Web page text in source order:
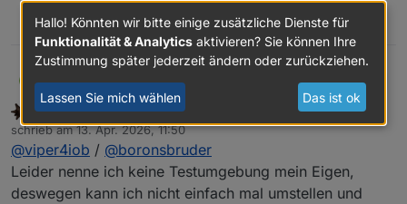
0
viper4iob
@Boronsbruder
@sborg
Also hab mal noch ein bischen getestet. Ab
3.0.6 mit der Authentifizierung über user und
password funktionieren die cURL-Aufrufe (so)
nicht mehr.
Kann ich so bestätigen. Seit dem Upgrade des
iobroker SimpleAPI Adapters von 2.x auf 3.0.7
funktioniert die Authentifizierung nicht mehr. Ich
habe sie dann im Adapter deaktiviert und es
funktionierte dann erst mal alles wieder.
Offline
SBorg FORUM TESTING MOST ACTIVE
schrieb am13. Apr. 2026, 11:50
zuletzt editiert von
@viper4iob / @boronsbruder
Leider nenne ich keine Testumgebung mein Eigen,
deswegen kann ich nicht einfach mal umstellen und
Hallo! Könnten wir bitte einige zusätzliche Dienste für
Funktionalität & Analytics aktivieren? Sie können Ihre
Zustimmung später jederzeit ändern oder zurückziehen.
Lassen Sie mich wählen Das ist ok